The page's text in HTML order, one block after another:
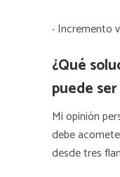
· Incremento
¿Qué
puede
Mi opinión
debe
desde tres